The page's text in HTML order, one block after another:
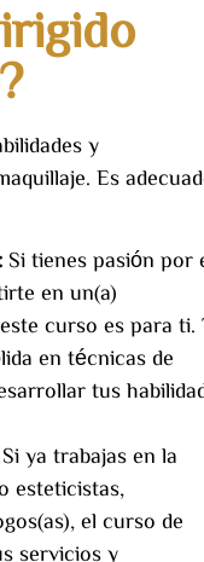
y
Es
Si tienes pasión por
en un(a)
curso es para ti.
en técnicas de
tus
Si ya trabajas en la
esteticistas,
el curso de
servicios y